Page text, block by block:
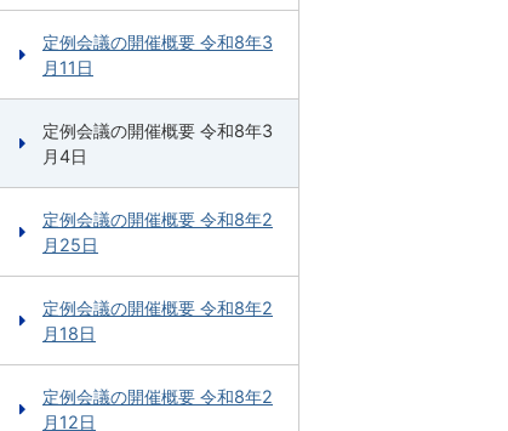
定例会議の開催概要 令和8年3
月11日
定例会議の開催概要 令和8年3
月4日
定例会議の開催概要 令和8年2
月25日
定例会議の開催概要 令和8年2
月18日
定例会議の開催概要 令和8年2
月12日